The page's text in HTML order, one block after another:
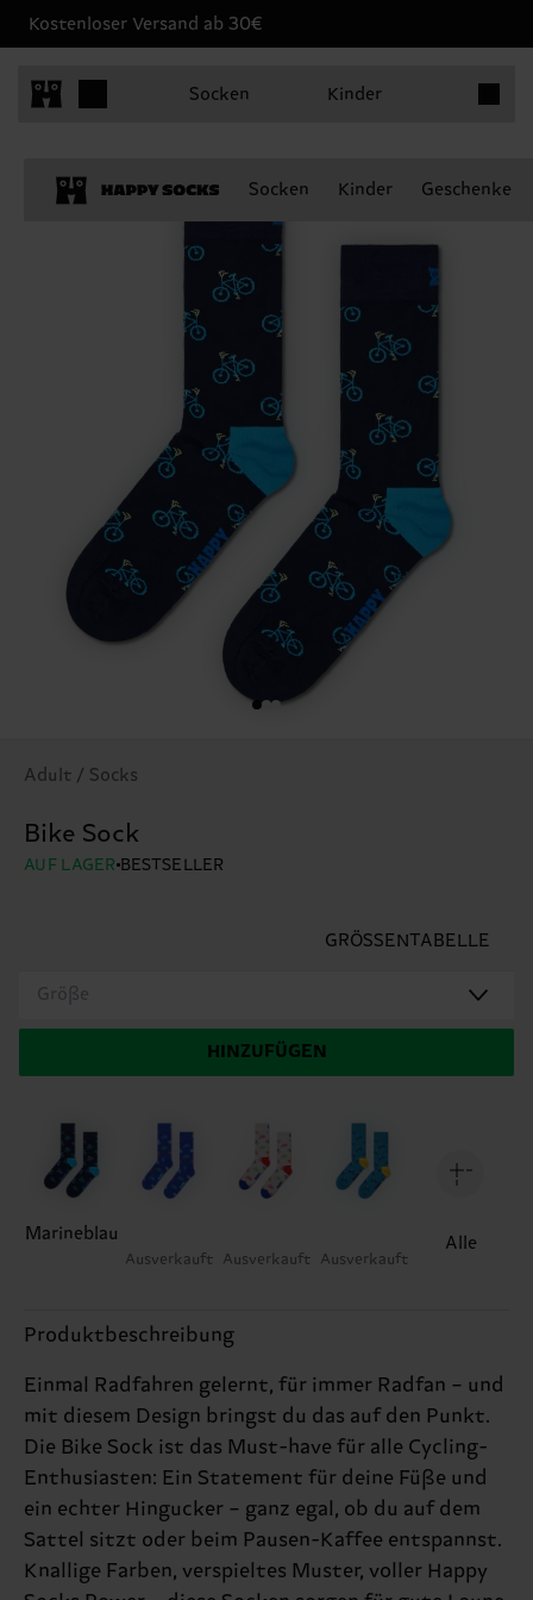
Kostenloser Versand ab 30€
Socken Kinder
Socken Kinder Geschenke
Adult / Socks
Bike Sock
AUF LAGER BESTSELLER
GRÖSSENTABELLE
Größe
HINZUFÜGEN
Marineblau
Ausverkauft Ausverkauft Ausverkauft
Alle
Produktbeschreibung
Einmal Radfahren gelernt, für immer Radfan – und
mit diesem Design bringst du das auf den Punkt.
Die Bike Sock ist das Must-have für alle Cycling-
Enthusiasten: Ein Statement für deine Füße und
ein echter Hingucker – ganz egal, ob du auf dem
Sattel sitzt oder beim Pausen-Kaffee entspannst.
Knallige Farben, verspieltes Muster, voller Happy